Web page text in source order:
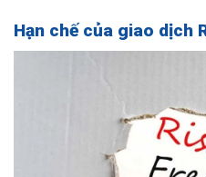
Hạn chế của giao dịch